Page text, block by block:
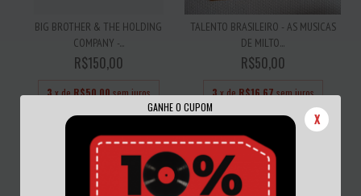
GANHE O CUPOM
X
BIG BROTHER & THE HOLDING
COMPANY -...
R$150,00
3x deR$50,00sem juros
TALENTO BRASILEIRO - AS MUSICAS
DE MILTO...
R$50,00
3x deR$16,67sem juros